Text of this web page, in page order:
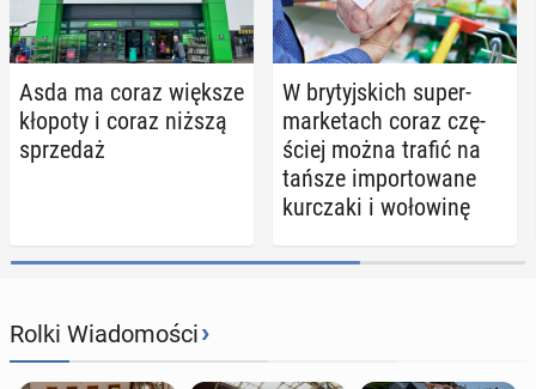
Asda ma coraz większe
kłopoty i coraz niższą
sprze­daż
W bry­tyj­skich su­per­
mar­ke­tach coraz czę­
ściej można trafić na
tańsze im­por­to­wa­ne
kur­cza­ki i wo­ło­wi­nę
Rolki Wiadomości›